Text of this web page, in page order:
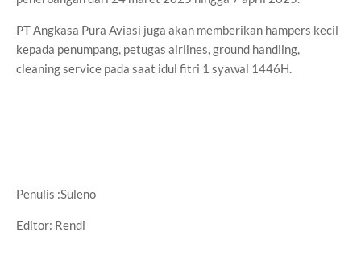
PT Angkasa Pura Aviasi juga akan memberikan hampers kecil
kepada penumpang, petugas airlines, ground handling,
cleaning service pada saat idul fitri 1 syawal 1446H.
Penulis :Suleno
Editor: Rendi